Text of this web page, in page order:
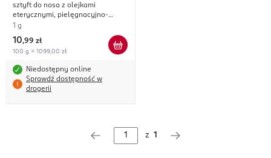
sztyft do nosa z olejkami
eterycznymi, pielęgnacyjno-
odświeżający
1 g
10,99 zł
100 g = 1099,00 zł
Niedostępny online
Sprawdź dostępność w
drogerii
z 1